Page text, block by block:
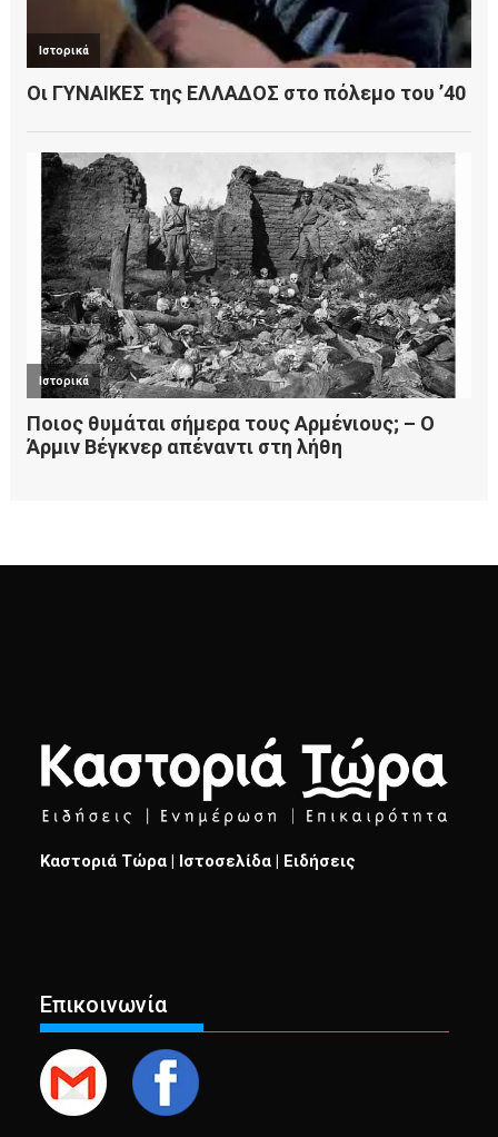
Καστοριά Τώρα | Ιστοσελίδα | Ειδήσεις
Επικοινωνία